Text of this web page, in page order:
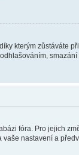
kterým
smazání
fóra. Pro jejich
nastavení a